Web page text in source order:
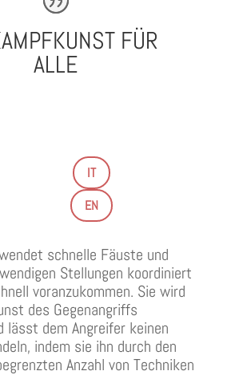
FÜR
ALLE
IT
EN
schnelle Fäuste und
Stellungen koordiniert
voranzukommen. Sie wird
des Gegenangriffs
lässt dem Angreifer keinen
indem sie ihn durch den
Anzahl von Techniken